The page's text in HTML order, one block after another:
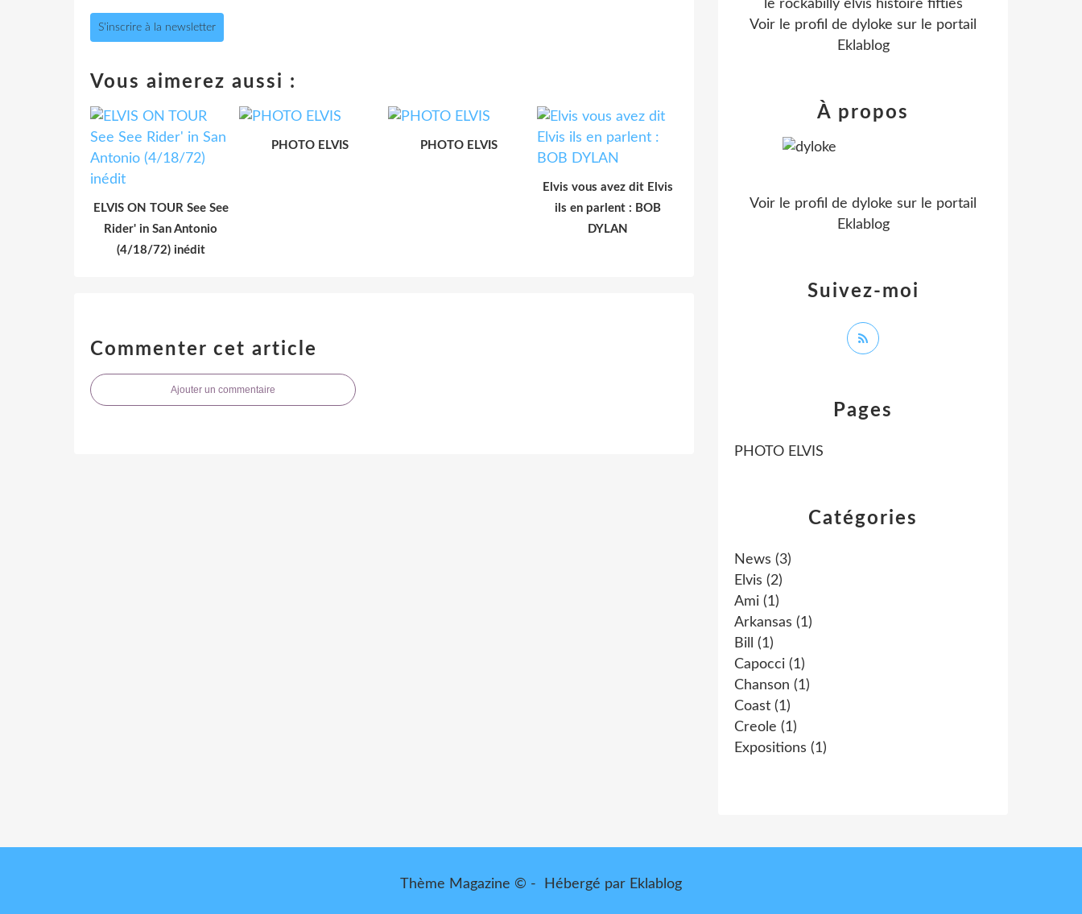
S'inscrire à la newsletter
Vous aimerez aussi :
ELVIS ON TOUR See See
Rider' in San Antonio
(4/18/72) inédit
PHOTO ELVIS PHOTO ELVIS
Elvis vous avez dit Elvis
ils en parlent : BOB
DYLAN
Commenter cet article
Ajouter un commentaire
Catégories
News (3)
Elvis (2)
Ami (1)
Arkansas (1)
Bill
(1)
Capocci (1)
Chanson (1)
Coast (1)
Creole (1)
Expositions (1)
Pages
PHOTO ELVIS
le rockabilly elvis histoire fifties
Voir le profil de dyloke sur le portail
Eklablog
Suivez-moi
À propos
Voir le profil de dyloke sur le portail
Eklablog
Thème Magazine © - Hébergé par Eklablog